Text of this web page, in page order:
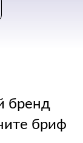
бренд
бриф